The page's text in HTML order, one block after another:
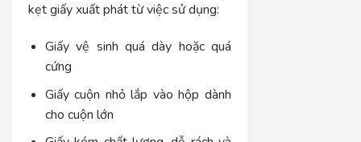
kẹt giấy xuất phát từ việc sử dụng:
Giấy vệ sinh quá dày hoặc quá
cứng
Giấy cuộn nhỏ lắp vào hộp dành
cho cuộn lớn